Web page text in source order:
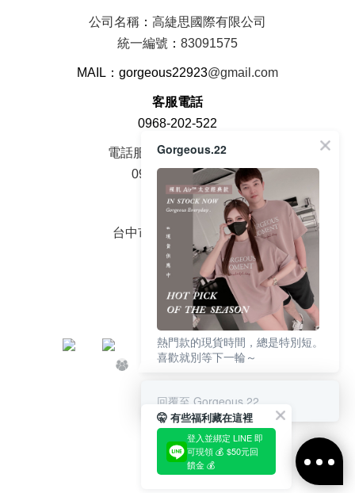
立即購買
公司名稱 ： 高緁思國際有限公司
統一編號 ： 83091575
MAIL：gorgeous22923@gmail.com
客服電話
0968-202-522
電話服務時間周一至周五
09：00 - 18：00
面交地址
台中市大雅區中山路2號
Gorgeous.22
熱門款的現貨時間，總是特別短。
喜歡就別等下一輪～
回覆至 Gorgeous.22
🤫 有些福利藏在這裡
登入並綁定 LINE 即
可現領 💰 $50元回
饋金 💰